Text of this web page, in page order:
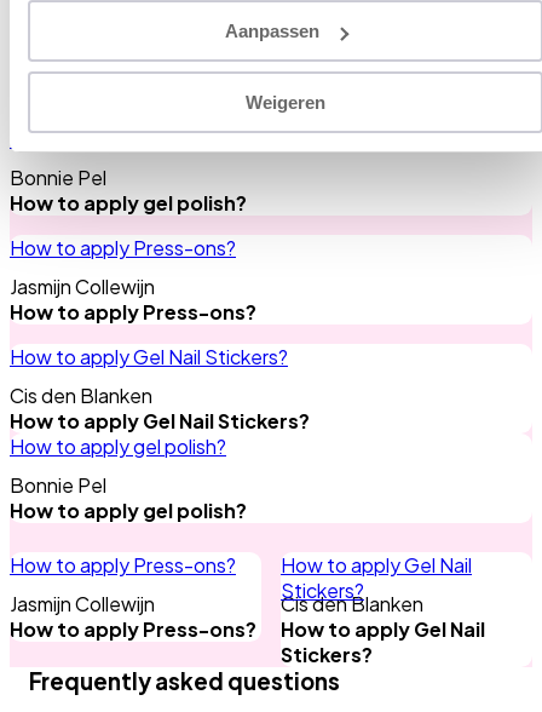
Aanpassen
Weigeren
How to apply gel polish?
Bonnie Pel
How to apply gel polish?
How to apply Press-ons?
Jasmijn Collewijn
How to apply Press-ons?
How to apply Gel Nail Stickers?
Cis den Blanken
How to apply Gel Nail Stickers?
How to apply gel polish?
Bonnie Pel
How to apply gel polish?
How to apply Press-ons?
Jasmijn Collewijn
How to apply Press-ons?
How to apply Gel Nail
Stickers?
Cis den Blanken
How to apply Gel Nail
Stickers?
Frequently asked questions